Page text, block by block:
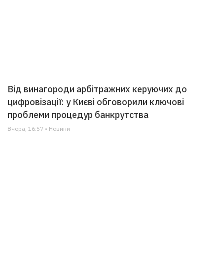
Від винагороди арбітражних керуючих до
цифровізації: у Києві обговорили ключові
проблеми процедур банкрутства
Вчора, 16:57 • Новини